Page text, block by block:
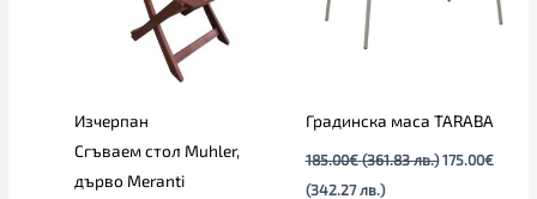
Изчерпан
Сгъваем стол Muhler,
дърво Meranti
Градинска маса TARABA
185.00€ (361.83 лв.) 175.00€
(342.27 лв.)